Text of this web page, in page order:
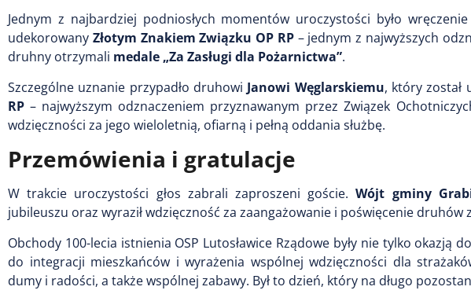
Jednym z najbardziej podniosłych momentów uroczystości było
udekorowany Złotym Znakiem Związku OP RP– jednym z najwyższych
druhny otrzymali medale „Za Zasługi dla Pożarnictwa”.
Szczególne uznanie przypadło druhowi Janowi Węglarskiemu, który został
RP – najwyższym odznaczeniem przyznawanym przez Związek
wdzięczności za jego wieloletnią, ofiarną i pełną oddania służbę.
Przemówienia i gratulacje
W trakcie uroczystości głos zabrali zaproszeni goście.Wójt gminy
jubileuszu oraz wyraził wdzięczność za zaangażowanie i poświęcenie druhów
Obchody 100-lecia istnienia OSP Lutosławice Rządowe były nie tylko
do integracji mieszkańców i wyrażenia wspólnej wdzięczności dla
dumy i radości, a także wspólnej zabawy. Był to dzień, który na długo